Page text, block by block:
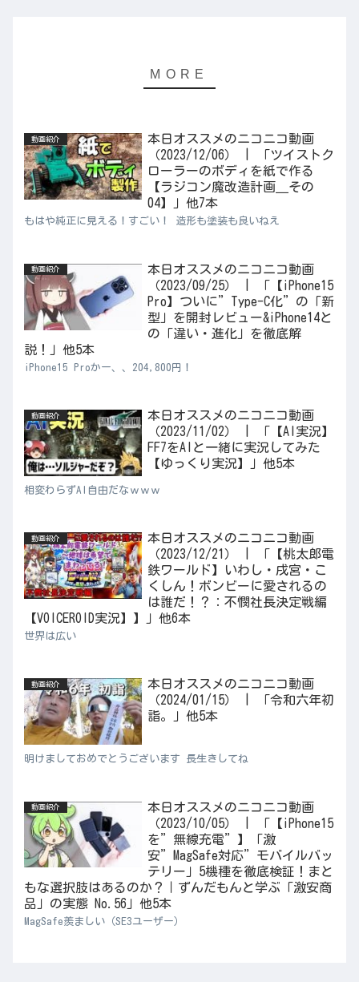
動画紹介
本日オススメのニコニコ動画
（2023/12/06） | 「ツイストク
ローラーのボディを紙で作る
【ラジコン魔改造計画＿その
04】」他7本
もはや純正に見える！すごい！ 造形も塗装も良いねえ
動画紹介
本日オススメのニコニコ動画
（2023/09/25） | 「【iPhone15
Pro】ついに”Type-C化”の「新
型」を開封レビュー&iPhone14と
の「違い・進化」を徹底解
説！」他5本
iPhone15 Proかー、、204,800円！
動画紹介
本日オススメのニコニコ動画
（2023/11/02） | 「【AI実況】
FF7をAIと一緒に実況してみた
【ゆっくり実況】」他5本
相変わらずAI自由だなｗｗｗ
動画紹介
本日オススメのニコニコ動画
（2023/12/21） | 「【桃太郎電
鉄ワールド】いわし・戌宮・こ
くしん！ボンビーに愛されるの
は誰だ！？：不憫社長決定戦編
【VOICEROID実況】】」他6本
世界は広い
動画紹介
本日オススメのニコニコ動画
（2024/01/15） | 「令和六年初
詣。」他5本
明けましておめでとうございます 長生きしてね
動画紹介
本日オススメのニコニコ動画
（2023/10/05） | 「【iPhone15
を”無線充電”】「激
安”MagSafe対応”モバイルバッ
テリー」5機種を徹底検証！まと
もな選択肢はあるのか？｜ずんだもんと学ぶ「激安商
品」の実態 No.56」他5本
MagSafe羨ましい（SE3ユーザー）